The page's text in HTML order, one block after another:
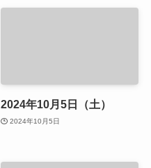
2024年10月5日（土）
2024年10月5日